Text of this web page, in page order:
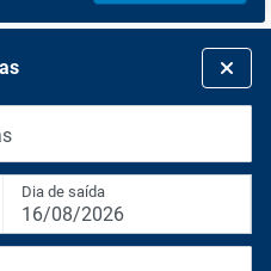
Dia de saída
16/08/2026